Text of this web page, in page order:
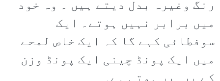
رنگ وغیرہ بدل دیتے ہیں ۔ وہ خود
میں برابر نہیں ہوتے۔ ایک
سوفطائی کہے گا کہ ایک خاص لمحے
میں ایک پونڈ چینی ایک پونڈ وزن